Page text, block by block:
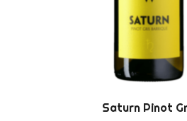
Saturn Pinot